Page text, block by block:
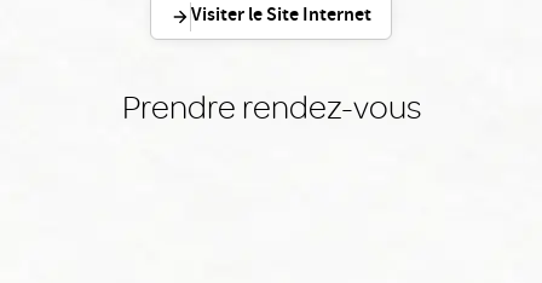
Visiter le Site Internet
Prendre rendez-vous